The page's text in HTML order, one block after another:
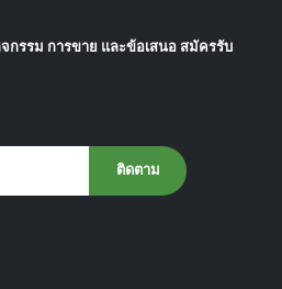
กรรม การขาย และข้อเสนอ สมัครรับ